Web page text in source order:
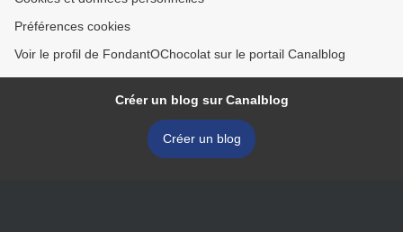
Préférences cookies
Voir le profil de FondantOChocolat sur le portail Canalblog
Créer un blog sur Canalblog
Créer un blog